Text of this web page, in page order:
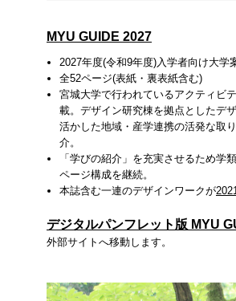
MYU GUIDE 2027
2027年度(令和9年度)入学者向け大学
全52ページ(表紙・裏表紙含む)
宮城大学で行われているアクティビ
載。デザイン研究棟を拠点としたデ
活かした地域・産学連携の活発な取
介。
「学びの紹介」を充実させるため学
ページ構成を継続。
本誌含む一連のデザインワークが
デジタルパンフレット版 MYU
外部サイトへ移動します。